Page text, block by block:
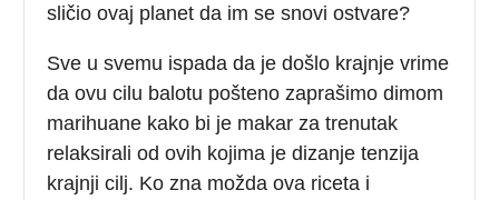
sličio ovaj planet da im se snovi ostvare?
Sve u svemu ispada da je došlo krajnje vrime
da ovu cilu balotu pošteno zaprašimo dimom
marihuane kako bi je makar za trenutak
relaksirali od ovih kojima je dizanje tenzija
krajnji cilj. Ko zna možda ova riceta i